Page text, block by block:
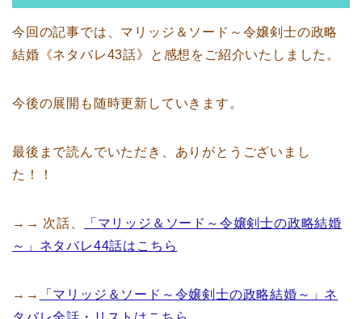
今回の記事では、マリッジ＆ソード～令嬢剣士の政略
結婚《ネタバレ43話》と感想をご紹介いたしました。
今後の展開も随時更新していきます。
最後まで読んでいただき、ありがとうございまし
た！！
→→ 次話、
「マリッジ＆ソード～令嬢剣士の政略結婚
～」ネタバレ44話はこちら
→→
「マリッジ＆ソード～令嬢剣士の政略結婚～」ネ